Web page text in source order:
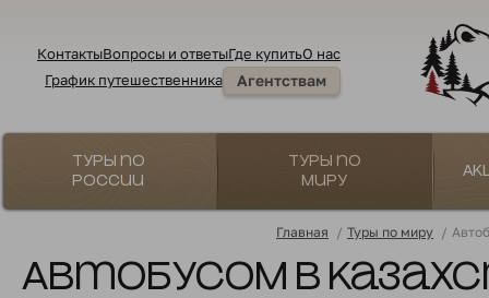
КонтактыВопросы и ответыГде купитьО нас
График путешественника
Агентствам
Туры по
России
Туры по
миру
Главная / Туры по миру /
Автобусом в